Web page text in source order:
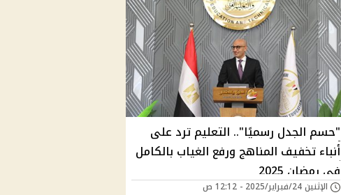
"حسم الجدل رسميًا".. التعليم ترد على
أنباء تخفيف المناهج ورفع الغياب بالكامل
في رمضان 2025
الإثنين 24/فبراير/2025 - 12:12 ص